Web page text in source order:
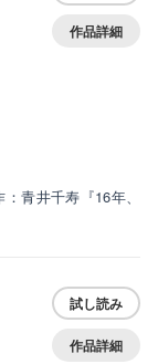
作品詳細
青井千寿『16年、
試し読み
作品詳細